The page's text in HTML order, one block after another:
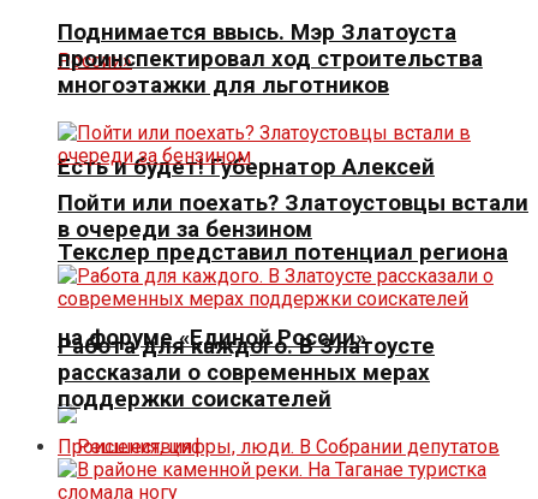
Есть и будет! Губернатор Алексей
Текслер представил потенциал региона
на форуме «Единой России»
Поднимается ввысь. Мэр Златоуста
проинспектировал ход строительства
многоэтажки для льготников
Пойти или поехать? Златоустовцы встали
в очереди за бензином
Работа для каждого. В Златоусте
рассказали о современных мерах
поддержки соискателей
Происшествия